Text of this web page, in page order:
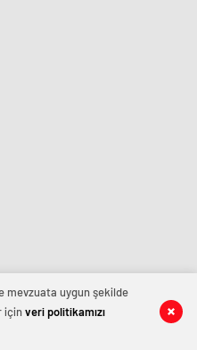
mevzuata uygun şekilde
içinveri politikamızı